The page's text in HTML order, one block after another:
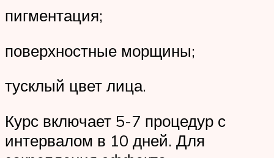
пигментация;
поверхностные морщины;
тусклый цвет лица.
Курс включает 5-7 процедур с
интервалом в 10 дней. Для